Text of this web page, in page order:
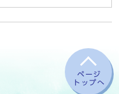
ページ
トップへ